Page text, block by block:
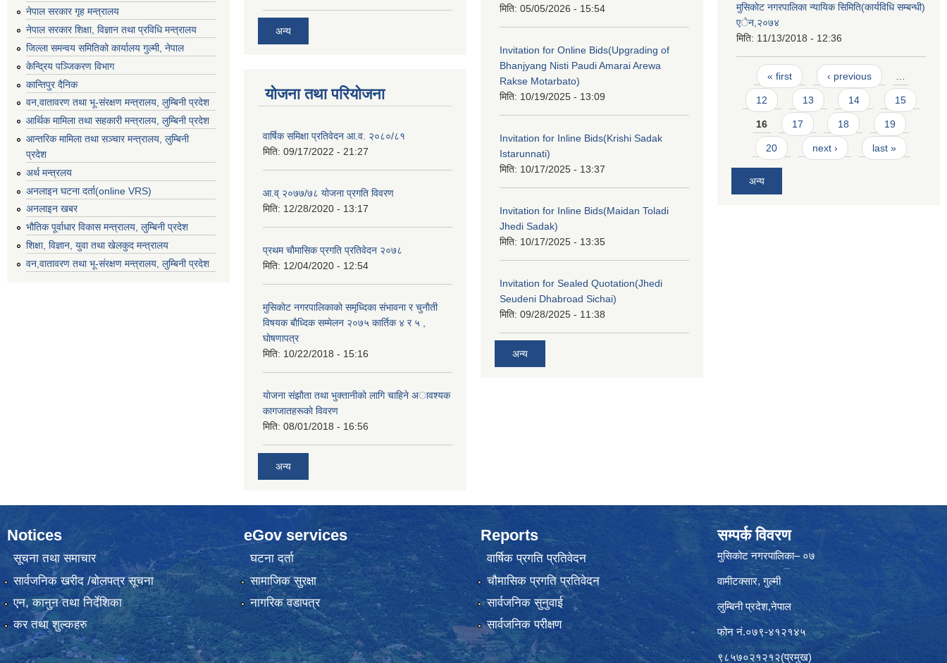
नेपाल सरकार गृह मन्त्रालय
नेपाल सरकार शिक्षा, विज्ञान तथा प्रविधि मन्त्रालय
जिल्ला समन्वय समितिको कार्यालय गुल्मी, नेपाल
केन्द्रिय पञ्जिकरण विभाग
कान्तिपुर दैनिक
वन,वातावरण तथा भू-संरक्षण मन्त्रालय, लुम्बिनी प्रदेश
आर्थिक मामिला तथा सहकारी मन्त्रालय, लुम्बिनी प्रदेश
आन्तरिक मामिला तथा सञ्चार मन्त्रालय, लुम्बिनी
प्रदेश
अर्थ मन्त्रलय
अनलाइन घटना दर्ता(online VRS)
अनलाइन खबर
भौतिक पूर्वाधार विकास मन्त्रालय, लुम्बिनी प्रदेश
शिक्षा, विज्ञान, युवा तथा खेलकुद मन्‍‍त्रालय
वन,वातावरण तथा भू-संरक्षण मन्त्रालय, लुम्बिनी प्रदेश
अन्य
योजना तथा परियोजना
वार्षिक समिक्षा प्रतिवेदन आ.व. २०८०/८१
मिति: 09/17/2022 - 21:27
आ.व् २०७७/७८ योजना प्रगति विवरण
मिति: 12/28/2020 - 13:17
प्रथम चाैमासिक प्रगति प्रतिवेदन २०७८
मिति: 12/04/2020 - 12:54
मुसिकाेट नगरपालिकाकाे समृध्दिका संभावना र चुनाैती
विषयक बाैध्दिक सम्मेलन २०७५ कार्तिक ४ र ५ ,
घाेषणापत्र
मिति: 10/22/2018 - 15:16
याेजना संझाैता तथा भुक्तानीकाे लागि चाहिने अावश्यक
कागजातहरूकाे विवरण
मिति: 08/01/2018 - 16:56
अन्य
मिति: 05/05/2026 - 15:54
Invitation for Online Bids(Upgrading of
Bhanjyang Nisti Paudi Amarai Arewa
Rakse Motarbato)
मिति: 10/19/2025 - 13:09
Invitation for Inline Bids(Krishi Sadak
Istarunnati)
मिति: 10/17/2025 - 13:37
Invitation for Inline Bids(Maidan Toladi
Jhedi Sadak)
मिति: 10/17/2025 - 13:35
Invitation for Sealed Quotation(Jhedi
Seudeni Dhabroad Sichai)
मिति: 09/28/2025 - 11:38
अन्य
मुसिकाेट नगरपालिका न्यायिक सिमिति(कार्यविधि सम्बन्धी)
एेन,२०७४
मिति: 11/13/2018 - 12:36
Pages
« first ‹ previous …
12 13 14 15
16 17 18 19
20 next › last »
अन्य
Notices
सूचना तथा समाचार
सार्वजनिक खरीद /बोलपत्र सूचना
एन, कानुन तथा निर्देशिका
कर तथा शुल्कहरु
eGov services
घटना दर्ता
सामाजिक सुरक्षा
नागरिक वडापत्र
Reports
वार्षिक प्रगति प्रतिवेदन
चौमासिक प्रगति प्रतिवेदन
सार्वजनिक सुनुवाई
सार्वजनिक परीक्षण
सम्पर्क विवरण
मुसिकोट नगरपालिका– ०७
वामीटक्सार, गुल्मी
लुम्बिनी प्रदेश,नेपाल
फोन नं.०७९-४१२१४५
९८५७०२१२१२(प्रमुख)